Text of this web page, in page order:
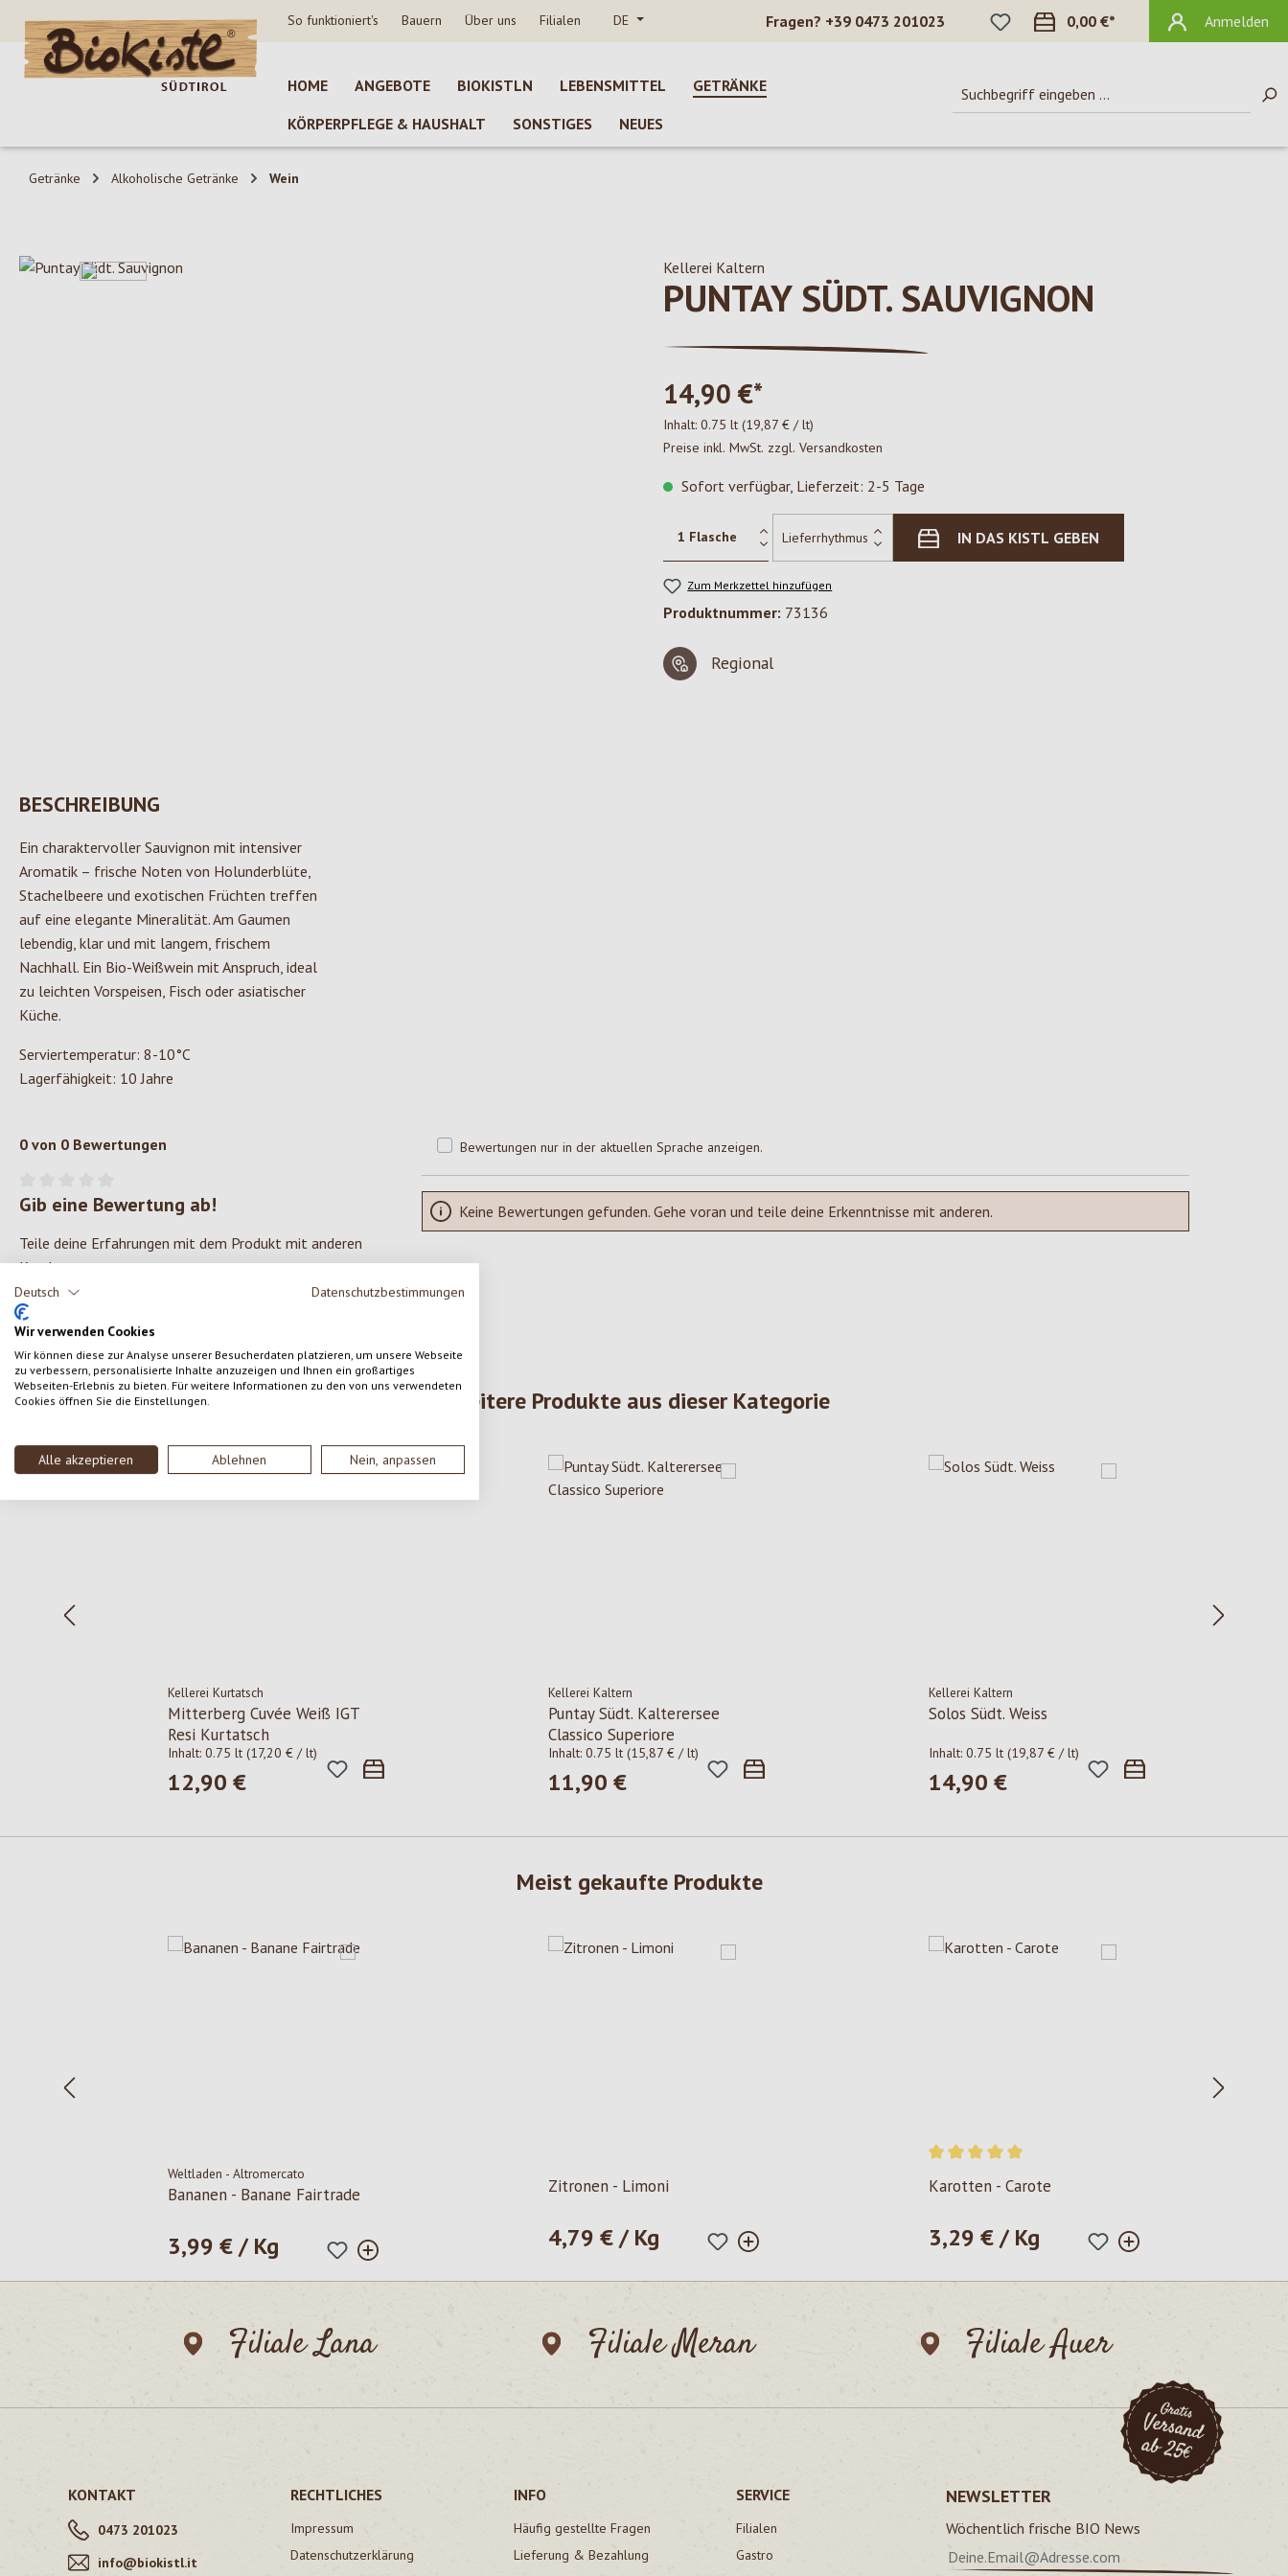
Deutsch Datenschutzbestimmungen
Wir verwenden Cookies
Wir können diese zur Analyse unserer Besucherdaten platzieren, um unsere Webseite
zu verbessern, personalisierte Inhalte anzuzeigen und Ihnen ein großartiges
Webseiten-Erlebnis zu bieten. Für weitere Informationen zu den von uns verwendeten
Cookies öffnen Sie die Einstellungen.
Alle akzeptieren Ablehnen Nein, anpassen
Hauptinhalt springen
Zur Suche springen
Zur Hauptnavigation springen So funktioniert's Bauern Über uns Filialen DE Fragen? +39 0473 201023
DU HAST 0 PRODUKTE AUF DEM
0,00 €* Anmelden
HOME ANGEBOTE BIOKISTLN LEBENSMITTEL
GETRÄNKE
KÖRPERPFLEGE & HAUSHALT
SONSTIGES NEUES
Getränke Alkoholische Getränke Wein
Bildergalerie überspringen Kellerei Kaltern
PUNTAY SÜDT. SAUVIGNON
14,90 €*
Inhalt: 0.75 lt (19,87 € / lt)
Preise inkl. MwSt. zzgl. Versandkosten
Sofort verfügbar, Lieferzeit: 2-5 Tage
IN DAS KISTL GEBEN
Zum Merkzettel hinzufügen
Produktnummer: 73136
Regional
BESCHREIBUNG
Ein charaktervoller Sauvignon mit intensiver
Aromatik – frische Noten von Holunderblüte,
Stachelbeere und exotischen Früchten treffen
auf eine elegante Mineralität. Am Gaumen
lebendig, klar und mit langem, frischem
Nachhall. Ein Bio-Weißwein mit Anspruch, ideal
zu leichten Vorspeisen, Fisch oder asiatischer
Küche.
Serviertemperatur: 8-10°C
Lagerfähigkeit: 10 Jahre
0 von 0 Bewertungen
Durchschnittliche Bewertung von 0 von 5 Sternen
Gib eine Bewertung ab!
Teile deine Erfahrungen mit dem Produkt mit anderen
Kunden.
Bewertungen nur in der aktuellen Sprache anzeigen.
Keine Bewertungen gefunden. Gehe voran und teile deine Erkenntnisse mit anderen.
Weitere Produkte aus dieser Kategorie
Produktgalerie überspringen
Kellerei Kurtatsch
Mitterberg Cuvée Weiß IGT
Resi Kurtatsch
Inhalt:0.75 lt(17,20 € / lt)
Regulärer Preis:
12,90 €
Kellerei Kaltern
Puntay Südt. Kalterersee
Classico Superiore
Inhalt: 0.75 lt (15,87 € / lt)
Regulärer Preis:
11,90 €
Kellerei Kaltern
Solos Südt. Weiss
Inhalt: 0.75 lt (19,87 € / lt)
Regulärer Preis:
14,90 €
Meist gekaufte Produkte
Weltladen - Altromercato
Bananen - Banane Fairtrade
Regulärer Preis:
3,99 € / Kg
Zitronen - Limoni
Regulärer Preis:
4,79 € / Kg
Durchschnittliche Bewertung von 5 von 5 Sternen
Karotten - Carote
Regulärer Preis:
3,29 € / Kg
Filiale Lana Filiale Meran Filiale Auer
KONTAKT
0473 201023
info@biokistl.it
RECHTLICHES
Impressum
Datenschutzerklärung
INFO
Häufig gestellte Fragen
Lieferung & Bezahlung
SERVICE
Filialen
Gastro
NEWSLETTER
Wöchentlich frische BIO News